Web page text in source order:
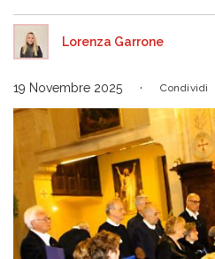
Lorenza Garrone
19 Novembre 2025 Condividi